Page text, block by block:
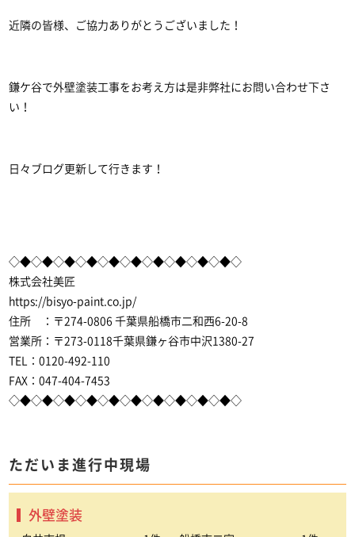
近隣の皆様、ご協力ありがとうございました！
鎌ケ谷で外壁塗装工事をお考え方は是非弊社にお問い合わせ下さ
い！
日々ブログ更新して行きます！
◇◆◇◆◇◆◇◆◇◆◇◆◇◆◇◆◇◆◇◆◇
株式会社美匠
https://bisyo-paint.co.jp/
住所 ：〒274-0806 千葉県船橋市二和西6-20-8
営業所：〒273-0118千葉県鎌ヶ谷市中沢1380-27
TEL：0120-492-110
FAX：047-404-7453
◇◆◇◆◇◆◇◆◇◆◇◆◇◆◇◆◇◆◇◆◇
ただいま進行中現場
外壁塗装